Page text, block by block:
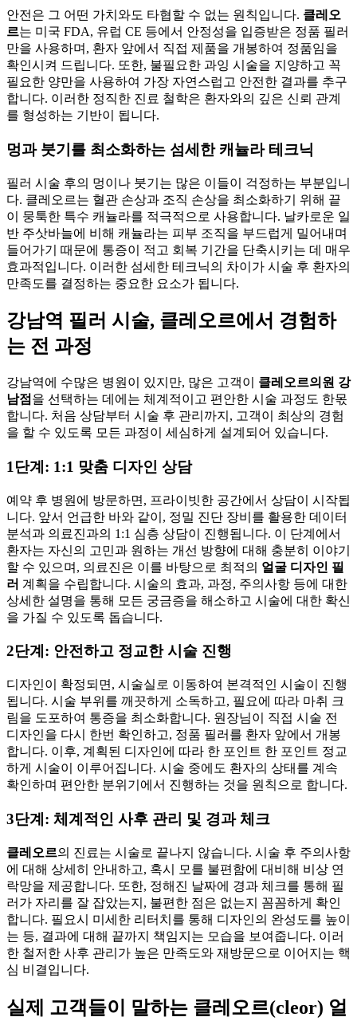
안전은 그 어떤 가치와도 타협할 수 없는 원칙입니다. 클레오
르는 미국 FDA, 유럽 CE 등에서 안정성을 입증받은 정품 필러
만을 사용하며, 환자 앞에서 직접 제품을 개봉하여 정품임을
확인시켜 드립니다. 또한, 불필요한 과잉 시술을 지양하고 꼭
필요한 양만을 사용하여 가장 자연스럽고 안전한 결과를 추구
합니다. 이러한 정직한 진료 철학은 환자와의 깊은 신뢰 관계
를 형성하는 기반이 됩니다.
멍과 붓기를 최소화하는 섬세한 캐뉼라 테크닉
필러 시술 후의 멍이나 붓기는 많은 이들이 걱정하는 부분입니
다. 클레오르는 혈관 손상과 조직 손상을 최소화하기 위해 끝
이 뭉툭한 특수 캐뉼라를 적극적으로 사용합니다. 날카로운 일
반 주삿바늘에 비해 캐뉼라는 피부 조직을 부드럽게 밀어내며
들어가기 때문에 통증이 적고 회복 기간을 단축시키는 데 매우
효과적입니다. 이러한 섬세한 테크닉의 차이가 시술 후 환자의
만족도를 결정하는 중요한 요소가 됩니다.
강남역 필러 시술, 클레오르에서 경험하
는 전 과정
강남역에 수많은 병원이 있지만, 많은 고객이 클레오르의원 강
남점 을 선택하는 데에는 체계적이고 편안한 시술 과정도 한몫
합니다. 처음 상담부터 시술 후 관리까지, 고객이 최상의 경험
을 할 수 있도록 모든 과정이 세심하게 설계되어 있습니다.
1단계: 1:1 맞춤 디자인 상담
예약 후 병원에 방문하면, 프라이빗한 공간에서 상담이 시작됩
니다. 앞서 언급한 바와 같이, 정밀 진단 장비를 활용한 데이터
분석과 의료진과의 1:1 심층 상담이 진행됩니다. 이 단계에서
환자는 자신의 고민과 원하는 개선 방향에 대해 충분히 이야기
할 수 있으며, 의료진은 이를 바탕으로 최적의 얼굴 디자인 필
러 계획을 수립합니다. 시술의 효과, 과정, 주의사항 등에 대한
상세한 설명을 통해 모든 궁금증을 해소하고 시술에 대한 확신
을 가질 수 있도록 돕습니다.
2단계: 안전하고 정교한 시술 진행
디자인이 확정되면, 시술실로 이동하여 본격적인 시술이 진행
됩니다. 시술 부위를 깨끗하게 소독하고, 필요에 따라 마취 크
림을 도포하여 통증을 최소화합니다. 원장님이 직접 시술 전
디자인을 다시 한번 확인하고, 정품 필러를 환자 앞에서 개봉
합니다. 이후, 계획된 디자인에 따라 한 포인트 한 포인트 정교
하게 시술이 이루어집니다. 시술 중에도 환자의 상태를 계속
확인하며 편안한 분위기에서 진행하는 것을 원칙으로 합니다.
3단계: 체계적인 사후 관리 및 경과 체크
클레오르의 진료는 시술로 끝나지 않습니다. 시술 후 주의사항
에 대해 상세히 안내하고, 혹시 모를 불편함에 대비해 비상 연
락망을 제공합니다. 또한, 정해진 날짜에 경과 체크를 통해 필
러가 자리를 잘 잡았는지, 불편한 점은 없는지 꼼꼼하게 확인
합니다. 필요시 미세한 리터치를 통해 디자인의 완성도를 높이
는 등, 결과에 대해 끝까지 책임지는 모습을 보여줍니다. 이러
한 철저한 사후 관리가 높은 만족도와 재방문으로 이어지는 핵
심 비결입니다.
실제 고객들이 말하는 클레오르(cleor) 얼